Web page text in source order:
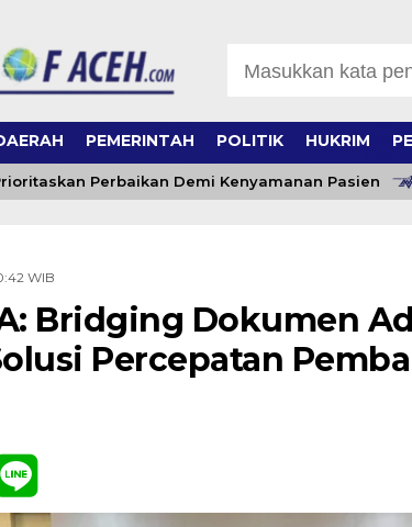
PEMERINTAH POLITIK HUKRIM
Perbaikan Demi Kenyamanan Pasien
WIB
Bridging Dokumen
Percepatan